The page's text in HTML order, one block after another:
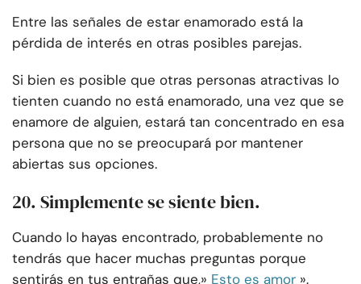
Entre las señales de estar enamorado está la
pérdida de interés en otras posibles parejas.
Si bien es posible que otras personas atractivas lo
tienten cuando no está enamorado, una vez que se
enamore de alguien, estará tan concentrado en esa
persona que no se preocupará por mantener
abiertas sus opciones.
20. Simplemente se siente bien.
Cuando lo hayas encontrado, probablemente no
tendrás que hacer muchas preguntas porque
sentirás en tus entrañas que,» Esto es amor ».